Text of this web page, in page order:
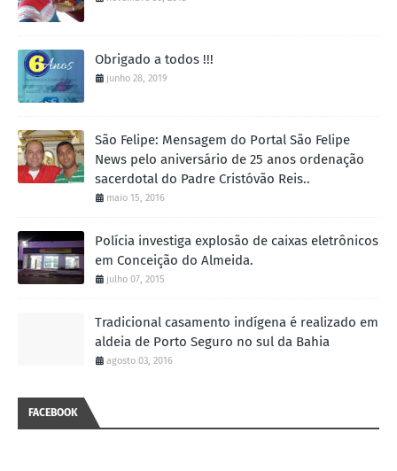
Obrigado a todos !!!
junho 28, 2019
São Felipe: Mensagem do Portal São Felipe
News pelo aniversário de 25 anos ordenação
sacerdotal do Padre Cristóvão Reis..
maio 15, 2016
Polícia investiga explosão de caixas eletrônicos
em Conceição do Almeida.
julho 07, 2015
Tradicional casamento indígena é realizado em
aldeia de Porto Seguro no sul da Bahia
agosto 03, 2016
FACEBOOK